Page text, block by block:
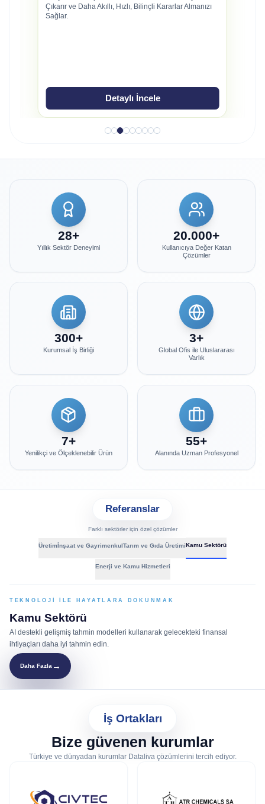
Çıkarır ve Daha Akıllı, Hızlı, Bilinçli Kararlar Almanızı
Sağlar.
Detaylı İncele
28+
Yıllık Sektör Deneyimi
20.000+
Kullanıcıya Değer Katan
Çözümler
300+
Kurumsal İş Birliği
3+
Global Ofis ile Uluslararası
Varlık
7+
Yenilikçi ve Ölçeklenebilir Ürün
55+
Alanında Uzman Profesyonel
Referanslar
Farklı sektörler için özel çözümler
Üretimİnşaat ve GayrimenkulTarım ve Gıda ÜretimiKamu Sektörü
Enerji ve Kamu Hizmetleri
TEKNOLOJI ILE HAYATLARA DOKUNMAK
Kamu Sektörü
AI destekli gelişmiş tahmin modelleri kullanarak gelecekteki finansal
ihtiyaçları daha iyi tahmin edin.
Daha Fazla→
İş Ortakları
Bize güvenen kurumlar
Türkiye ve dünyadan kurumlar Dataliva çözümlerini tercih ediyor.